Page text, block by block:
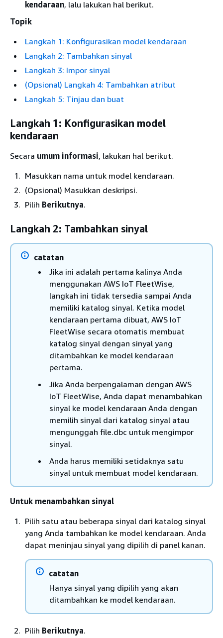
kendaraan, lalu lakukan hal berikut.
Topik
Langkah 1: Konfigurasikan model kendaraan
Langkah 2: Tambahkan sinyal
Langkah 3: Impor sinyal
(Opsional) Langkah 4: Tambahkan atribut
Langkah 5: Tinjau dan buat
Langkah 1: Konfigurasikan model
kendaraan
Secara umum informasi, lakukan hal berikut.
Masukkan nama untuk model kendaraan.
(Opsional) Masukkan deskripsi.
Pilih Berikutnya.
Langkah 2: Tambahkan sinyal
catatan
Jika ini adalah pertama kalinya Anda
menggunakan AWS IoT FleetWise,
langkah ini tidak tersedia sampai Anda
memiliki katalog sinyal. Ketika model
kendaraan pertama dibuat, AWS IoT
FleetWise secara otomatis membuat
katalog sinyal dengan sinyal yang
ditambahkan ke model kendaraan
pertama.
Jika Anda berpengalaman dengan AWS
IoT FleetWise, Anda dapat menambahkan
sinyal ke model kendaraan Anda dengan
memilih sinyal dari katalog sinyal atau
mengunggah file.dbc untuk mengimpor
sinyal.
Anda harus memiliki setidaknya satu
sinyal untuk membuat model kendaraan.
Untuk menambahkan sinyal
Pilih satu atau beberapa sinyal dari katalog sinyal
yang Anda tambahkan ke model kendaraan. Anda
dapat meninjau sinyal yang dipilih di panel kanan.
catatan
Hanya sinyal yang dipilih yang akan
ditambahkan ke model kendaraan.
Pilih Berikutnya.